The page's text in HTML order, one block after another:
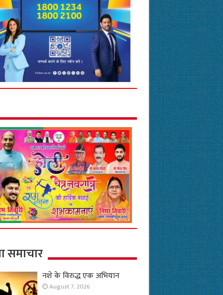
समाचार
नशे के विरुद्ध एक अभियान
August 7, 2026